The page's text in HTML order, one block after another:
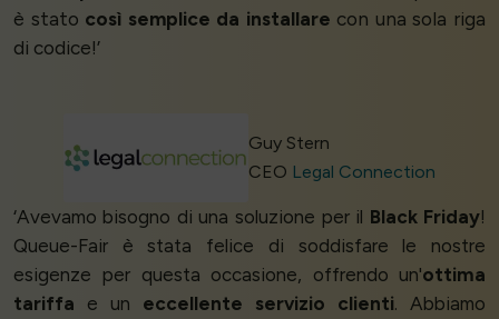
è stato così semplice da installare con una sola riga
di codice!’
Guy Stern
CEO Legal Connection
‘Avevamo bisogno di una soluzione per il Black Friday!
Queue-Fair è stata felice di soddisfare le nostre
esigenze per questa occasione, offrendo un'ottima
tariffa e un eccellente servizio clienti. Abbiamo